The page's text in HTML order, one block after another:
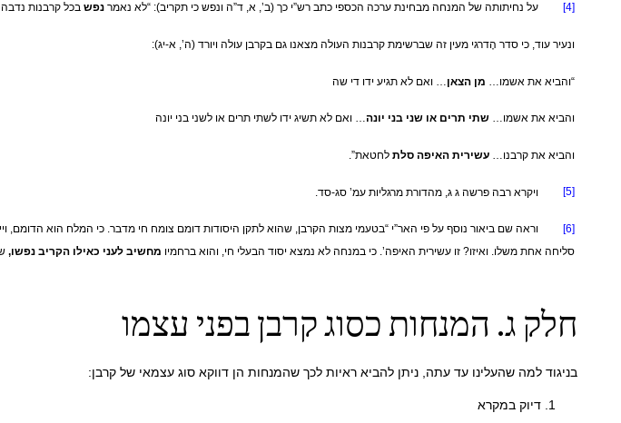
[4] על נחיתותה של המנחה מבחינת ערכה הכספי כתב רש”י כך (ב’, א, ד”ה ונפש כי תקריב): “לא נאמר נפש בכל קרבנות
ונעיר עוד, כי סדר הֶדרגי מעין זה שברשימת קרבנות העולה מצאנו גם בקרבן עולה ויורד (ה’, א-יג):
“והביא את אשמו מן הצאן ואם לא תגיע ידו די שה
והביא את אשמו שתי תרים או שני בני יונה ואם לא תשיג ידו לשתי תרים או לשני בני יונה
והביא את קרבנו עשירית האיפה סלת לחטאת”.
[5] ויקרא רבה פרשה ג ג, מהדורת מרגליות עמ’ סג-סד.
[6]
וראה שם ביאור נוסף על פי האר”י “בטעמי מצות הקרבן, שהוא לתקן היסודות דומם צומח חי מדבר. כי המלח הוא הדומם,
סליחה אחת משלו. ואיזו? זו עשירית האיפה’. כי במנחה לא נמצא יסוד הבעלי חי, והוא ברחמיו מחשיב לעני כאילו הקריב נפשו,
חלק ג. המנחות כסוג קרבן בפני עצמו
בניגוד למה שהעלינו עד עתה, ניתן להביא ראיות לכך שהמנחות הן דווקא סוג עצמאי של קרבן:
דיוק במקרא